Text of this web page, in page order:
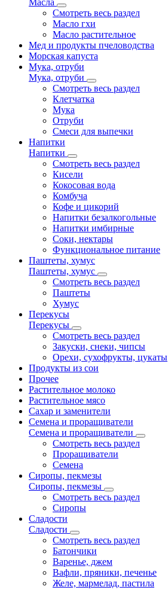
Масла
Смотреть весь раздел
Масло гхи
Масло растительное
Мед и продукты пчеловодства
Морская капуста
Мука, отруби
Мука, отруби
Смотреть весь раздел
Клетчатка
Мука
Отруби
Смеси для выпечки
Напитки
Напитки
Смотреть весь раздел
Кисели
Кокосовая вода
Комбуча
Кофе и цикорий
Напитки безалкогольные
Напитки имбирные
Соки, нектары
Функциональное питание
Паштеты, хумус
Паштеты, хумус
Смотреть весь раздел
Паштеты
Хумус
Перекусы
Перекусы
Смотреть весь раздел
Закуски, снеки, чипсы
Орехи, сухофрукты, цукаты
Продукты из сои
Прочее
Растительное молоко
Растительное мясо
Сахар и заменители
Семена и проращиватели
Семена и проращиватели
Смотреть весь раздел
Проращиватели
Семена
Сиропы, пекмезы
Сиропы, пекмезы
Смотреть весь раздел
Сиропы
Сладости
Сладости
Смотреть весь раздел
Батончики
Варенье, джем
Вафли, пряники, печенье
Желе, мармелад, пастила